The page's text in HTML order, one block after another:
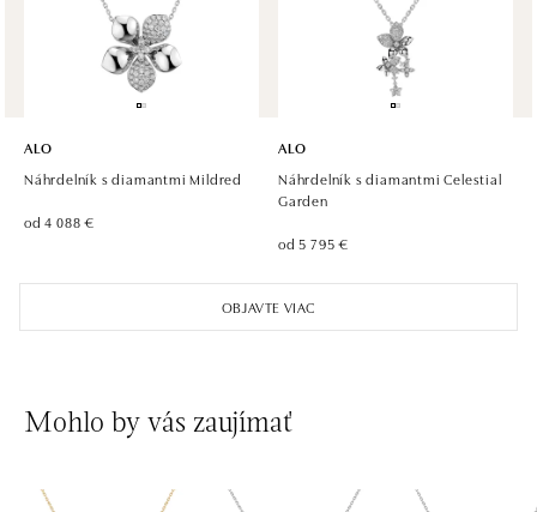
tel.: +420 733 397 316, +420 605 231 821
zajtra otvorené od 09:00
ALO diamonds OC Palladium, Praha 1
Náměstí Republiky 1, 110 00 Praha 1 - Nové Město
Pařížská 1076/7, 110 00 Praha 1
ALO diamonds Westfield Černý most, Praha 9
Chlumecká 765/6, 198 19 Praha 9
zajtra otvorené od 09:00
OBJAVTE VIAC
ALO
Náhrdelník s diamantmi Mildred
od 4 088 €
ALO
Náhrdelník s diamantmi Celestial
Garden
od 5 795 €
Mohlo by vás zaujímať